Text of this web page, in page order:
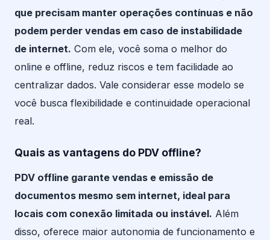
que precisam manter operações contínuas e não
podem perder vendas em caso de instabilidade
de internet. Com ele, você soma o melhor do
online e offline, reduz riscos e tem facilidade ao
centralizar dados. Vale considerar esse modelo se
você busca flexibilidade e continuidade operacional
real.
Quais as vantagens do PDV offline?
PDV offline garante vendas e emissão de
documentos mesmo sem internet, ideal para
locais com conexão limitada ou instável. Além
disso, oferece maior autonomia de funcionamento e